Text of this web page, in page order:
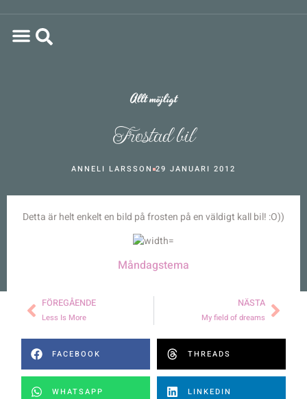
Allt möjligt
Frostad bil
ANNELI LARSSON 29 JANUARI 2012
Detta är helt enkelt en bild på frosten på en väldigt kall bil! :O))
Måndagstema
FÖREGÅENDE
Less Is More
NÄSTA
My field of dreams
FACEBOOK THREADS
WHATSAPP LINKEDIN